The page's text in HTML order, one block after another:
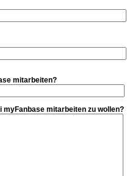
mitarbeiten?
myFanbase mitarbeiten zu wollen?